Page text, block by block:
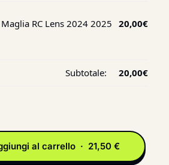
RC Lens 2024 2025 20,00€
Subtotale: 20,00€
al carrello · 21,50 €